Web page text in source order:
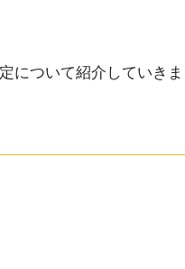
について紹介していきま